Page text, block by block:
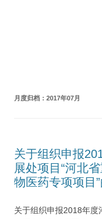
月度归档： 2017年07月
关于组织申报
展处项目“河北
物医药专项项目
关于组织申报2018年度